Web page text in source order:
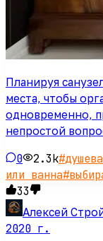
Планируя
места, чтобы
одновременно,
непростой
0 2.3k#
или ванна#
33
Алексей
2020 г.